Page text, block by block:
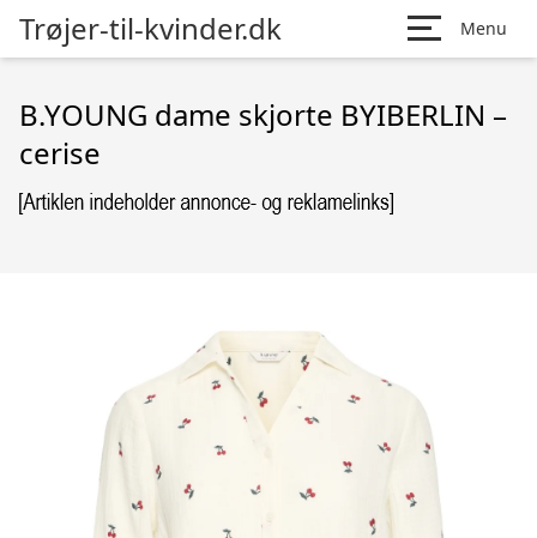
Trøjer-til-kvinder.dk Menu
B.YOUNG dame skjorte BYIBERLIN –
cerise